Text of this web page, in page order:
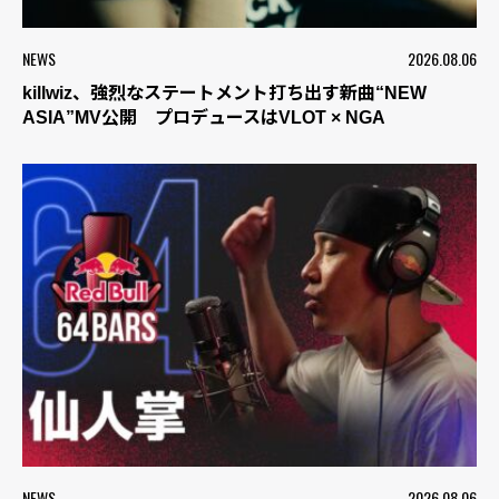
NEWS 2026.08.06
killwiz、強烈なステートメント打ち出す新曲“NEW
ASIA”MV公開 プロデュースはVLOT × NGA